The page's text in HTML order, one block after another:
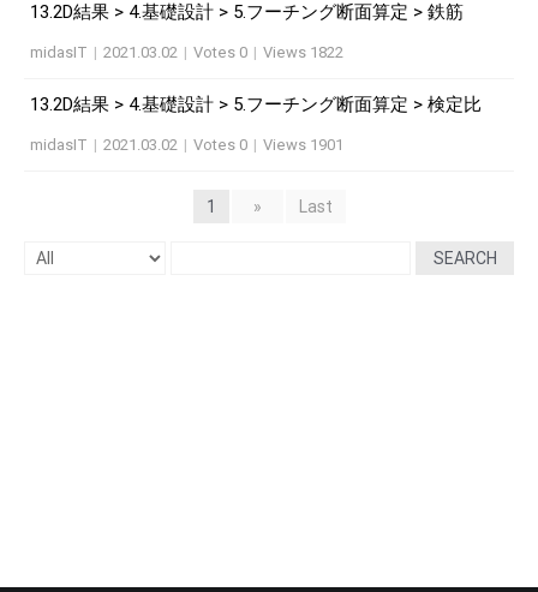
13.2D結果 > 4.基礎設計 > 5.フーチング断面算定 > 鉄筋
midasIT | 2021.03.02 | Votes 0 | Views 1822
13.2D結果 > 4.基礎設計 > 5.フーチング断面算定 > 検定比
midasIT | 2021.03.02 | Votes 0 | Views 1901
1 » Last
SEARCH